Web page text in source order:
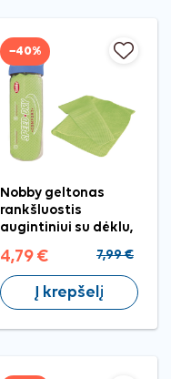
−40%
Nobby geltonas
rankšluostis
augintiniui su dėklu,
4,79 € 7,99 €
Į krepšelį